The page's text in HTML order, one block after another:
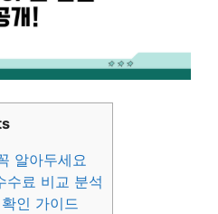
알아두세요
수료 비교 분석
인 가이드